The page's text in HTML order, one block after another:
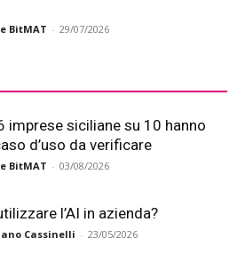
BitMAT - 29/07/2026
imprese siciliane su 10 hanno
d’uso da verificare
BitMAT - 03/08/2026
l’AI in azienda?
Cassinelli - 23/05/2026